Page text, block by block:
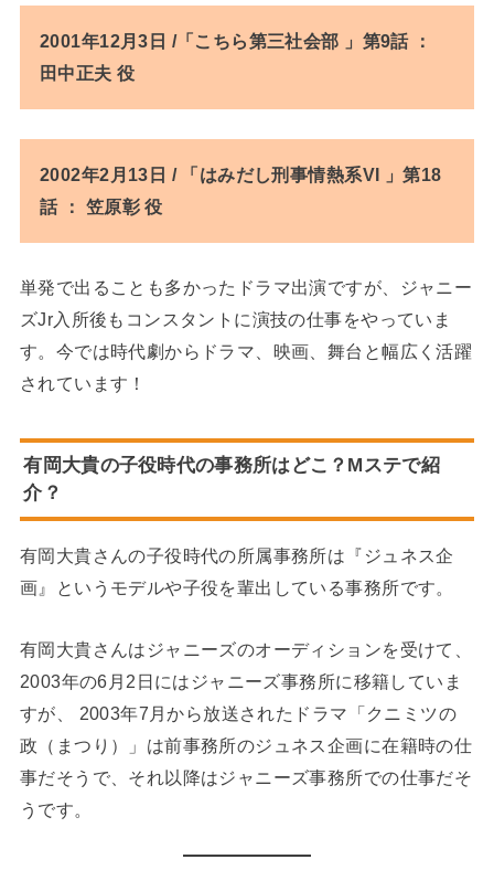
2001年12月3日 /「こちら第三社会部 」第9話 ：
田中正夫 役
2002年2月13日 / 「はみだし刑事情熱系VI 」第18
話 ： 笠原彰 役
単発で出ることも多かったドラマ出演ですが、ジャニー
ズJr入所後もコンスタントに演技の仕事をやっていま
す。今では時代劇からドラマ、映画、舞台と幅広く活躍
されています！
有岡大貴の子役時代の事務所はどこ？Mステで紹
介？
有岡大貴さんの子役時代の所属事務所は『ジュネス企
画』というモデルや子役を輩出している事務所です。
有岡大貴さんはジャニーズのオーディションを受けて、
2003年の6月2日にはジャニーズ事務所に移籍していま
すが、 2003年7月から放送されたドラマ「クニミツの
政（まつり）」は前事務所のジュネス企画に在籍時の仕
事だそうで、それ以降はジャニーズ事務所での仕事だそ
うです。